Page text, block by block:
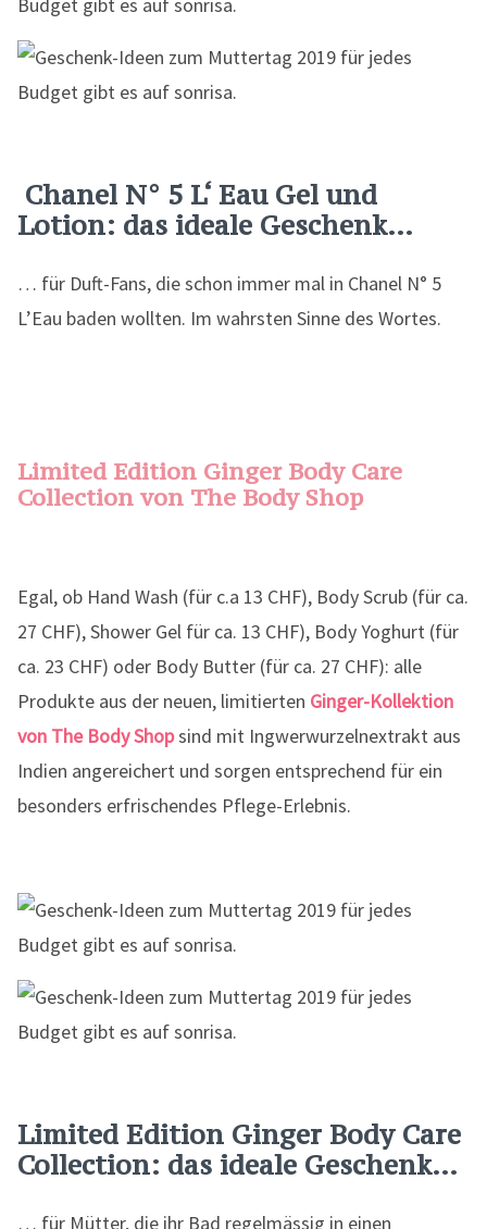
Chanel N° 5 L‘ Eau Gel und
Lotion: das ideale Geschenk…
… für Duft-Fans, die schon immer mal in Chanel N° 5
L’Eau baden wollten. Im wahrsten Sinne des Wortes.
Limited Edition Ginger Body Care
Collection von The Body Shop
Egal, ob Hand Wash (für c.a 13 CHF), Body Scrub (für ca.
27 CHF), Shower Gel für ca. 13 CHF), Body Yoghurt (für
ca. 23 CHF) oder Body Butter (für ca. 27 CHF): alle
Produkte aus der neuen, limitierten Ginger-Kollektion
von The Body Shopsind mit Ingwerwurzelnextrakt aus
Indien angereichert und sorgen entsprechend für ein
besonders erfrischendes Pflege-Erlebnis.
Limited Edition Ginger Body Care
Collection: das ideale Geschenk…
… für Mütter, die ihr Bad regelmässig in einen